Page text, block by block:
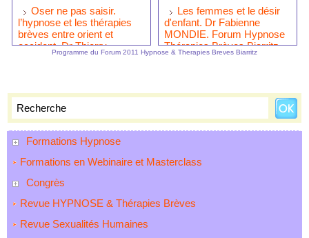
Formations Hypnose
Formations en Webinaire et Masterclass
Congrès
Revue HYPNOSE & Thérapies Brèves
Revue Sexualités Humaines
Oser ne pas saisir.
l’hypnose et les thérapies
brèves entre orient et
occident. Dr Thierry
SERVILLAT. Forum
Les femmes et le désir
d'enfant. Dr Fabienne
MONDIE. Forum Hypnose
Thérapies Brèves Biarritz
2011. Hypnose Médicale
Programme du Forum 2011 Hypnose & Therapies Breves Biarritz